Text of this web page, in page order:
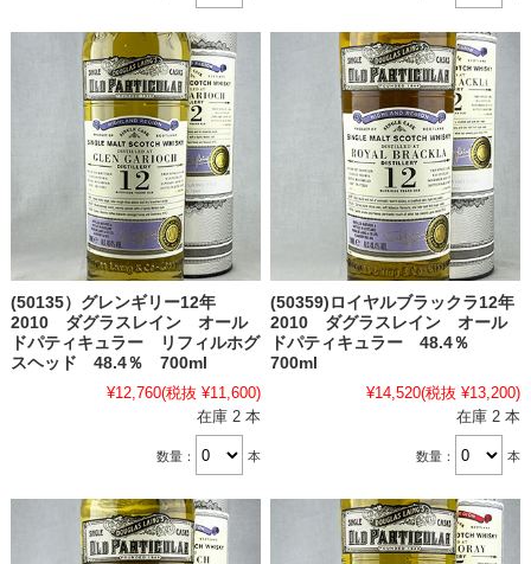
(50135）グレンギリー12年
2010 ダグラスレイン オール
ドパティキュラー リフィルホグ
スヘッド 48.4％ 700ml
¥12,760(税抜 ¥11,600)
在庫 2 本
数量： 本
(50359)ロイヤルブラックラ12年
2010 ダグラスレイン オール
ドパティキュラー 48.4％
700ml
¥14,520(税抜 ¥13,200)
在庫 2 本
数量： 本